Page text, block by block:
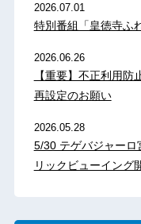
2026.07.01
特別番組「皇徳寺ふ
2026.06.26
【重要】不正利用
再設定のお願い
2026.05.28
5/30 テゲバジャー
リックビューイング